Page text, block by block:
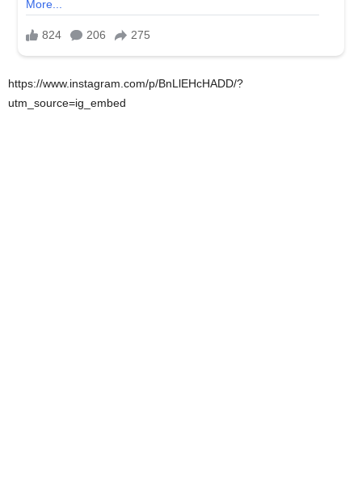
https://www.instagram.com/p/BnLlEHcHADD/?
utm_source=ig_embed